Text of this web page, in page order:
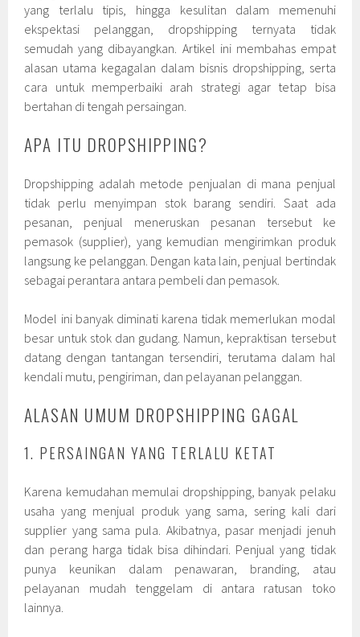
yang terlalu tipis, hingga kesulitan dalam memenuhi
ekspektasi pelanggan, dropshipping ternyata tidak
semudah yang dibayangkan. Artikel ini membahas empat
alasan utama kegagalan dalam bisnis dropshipping, serta
cara untuk memperbaiki arah strategi agar tetap bisa
bertahan di tengah persaingan.
APA ITU DROPSHIPPING?
Dropshipping adalah metode penjualan di mana penjual
tidak perlu menyimpan stok barang sendiri. Saat ada
pesanan, penjual meneruskan pesanan tersebut ke
pemasok (supplier), yang kemudian mengirimkan produk
langsung ke pelanggan. Dengan kata lain, penjual bertindak
sebagai perantara antara pembeli dan pemasok.
Model ini banyak diminati karena tidak memerlukan modal
besar untuk stok dan gudang. Namun, kepraktisan tersebut
datang dengan tantangan tersendiri, terutama dalam hal
kendali mutu, pengiriman, dan pelayanan pelanggan.
ALASAN UMUM DROPSHIPPING GAGAL
1. PERSAINGAN YANG TERLALU KETAT
Karena kemudahan memulai dropshipping, banyak pelaku
usaha yang menjual produk yang sama, sering kali dari
supplier yang sama pula. Akibatnya, pasar menjadi jenuh
dan perang harga tidak bisa dihindari. Penjual yang tidak
punya keunikan dalam penawaran, branding, atau
pelayanan mudah tenggelam di antara ratusan toko
lainnya.